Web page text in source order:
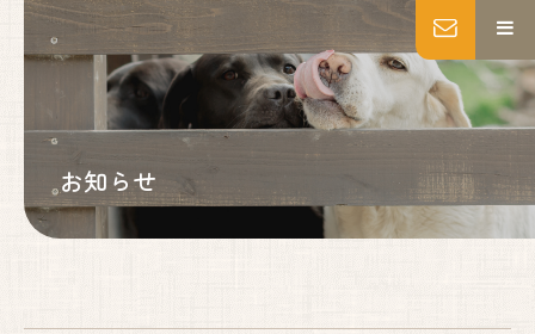
お知らせ
MENU
トップページ
出産
産後ケア